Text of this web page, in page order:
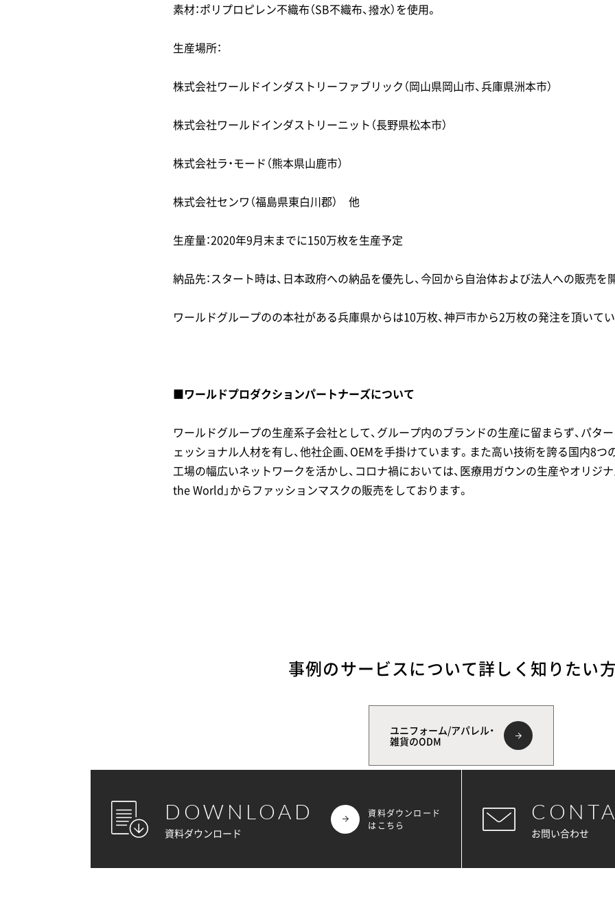
素材：ポリプロピレン不織布（SB不織布、撥水）を使用。
生産場所：
株式会社ワールドインダストリーファブリック（岡山県岡山市、兵庫県洲本市）
株式会社ワールドインダストリーニット（長野県松本市）
株式会社ラ・モード（熊本県山鹿市）
株式会社センワ（福島県東白川郡） 他
生産量：2020年9月末までに150万枚を生産予定
納品先：スタート時は、日本政府への納品を優先し、今回から自治体および法人への販売を
ワールドグループのの本社がある兵庫県からは10万枚、神戸市から2万枚の発注を頂いてい
■ワールドプロダクションパートナーズについて
ワールドグループの生産系子会社として、グループ内のブランドの生産に留まらず、パタ
ェッショナル人材を有し、他社企画、OEMを手掛けています。また高い技術を誇る国内8
工場の幅広いネットワークを活かし、コロナ禍においては、医療用ガウンの生産やオリジ
the World」からファッションマスクの販売をしております。
事例のサービスについて詳しく知りたい
ユニフォーム/アパレル・
雑貨のODM
DOWNLOAD
資料ダウンロード
資料ダウンロード
はこちら
お問い合わせ